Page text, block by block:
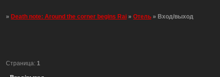
»Death note: Around the corner begins Rai »Отель » Вход/выход
Страница: 1